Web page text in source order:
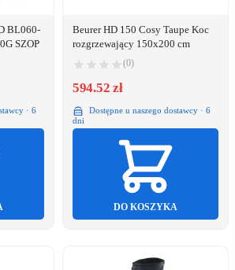
BL060-
SZOP
· 6
Beurer HD 150 Cosy Taupe Koc
rozgrzewający 150x200 cm
(0)
594.52 zł
Dostępne u naszego dostawcy · 6
dni
DO KOSZYKA